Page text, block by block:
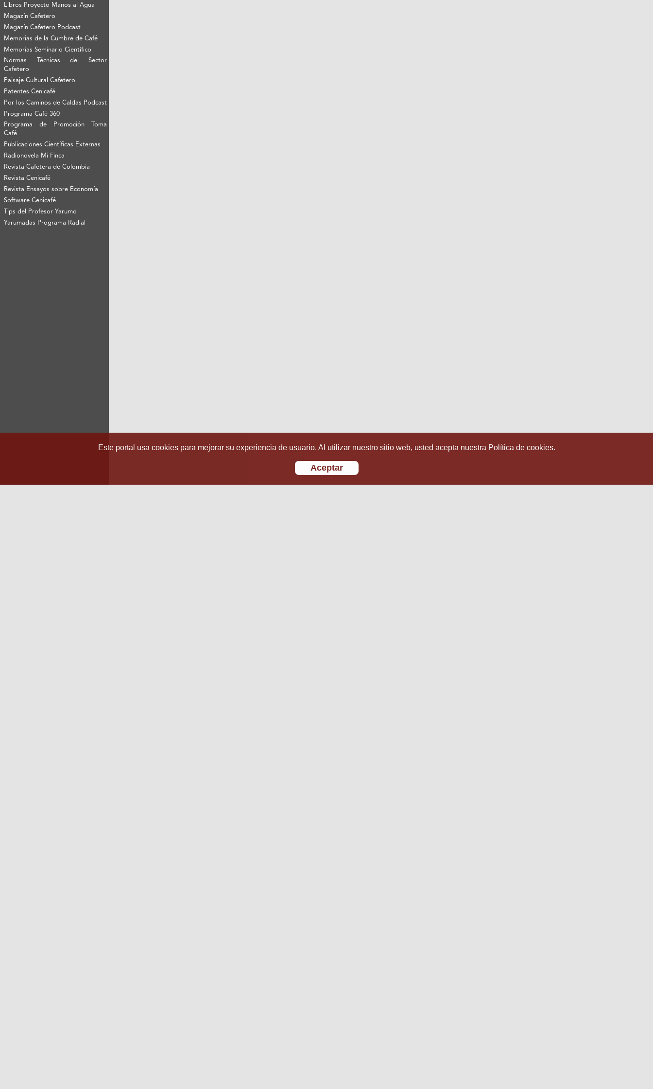
Libros Proyecto Manos al Agua
Magazín Cafetero
Magazín Cafetero Podcast
Memorias de la Cumbre de Café
Memorias Seminario Científico
Normas Técnicas del Sector
Cafetero
Paisaje Cultural Cafetero
Patentes Cenicafé
Por los Caminos de Caldas Podcast
Programa Café 360
Programa de Promoción Toma
Café
Publicaciones Científicas Externas
Radionovela Mi Finca
Revista Cafetera de Colombia
Revista Cenicafé
Revista Ensayos sobre Economía
Software Cenicafé
Tips del Profesor Yarumo
Yarumadas Programa Radial
Este portal usa cookies para mejorar su experiencia de usuario. Al utilizar nuestro sitio web, usted acepta nuestra Política de cookies.
Aceptar